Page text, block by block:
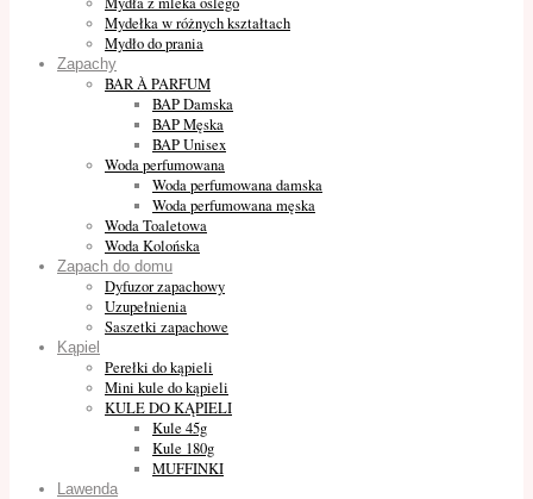
Mydełka w różnych kształtach
Mydło do prania
Zapachy
BAR À PARFUM
BAP Damska
BAP Męska
BAP Unisex
Woda perfumowana
Woda perfumowana damska
Woda perfumowana męska
Woda Toaletowa
Woda Kolońska
Zapach do domu
Dyfuzor zapachowy
Uzupełnienia
Saszetki zapachowe
Kąpiel
Perełki do kąpieli
Mini kule do kąpieli
KULE DO KĄPIELI
Kule 45g
Kule 180g
MUFFINKI
Lawenda